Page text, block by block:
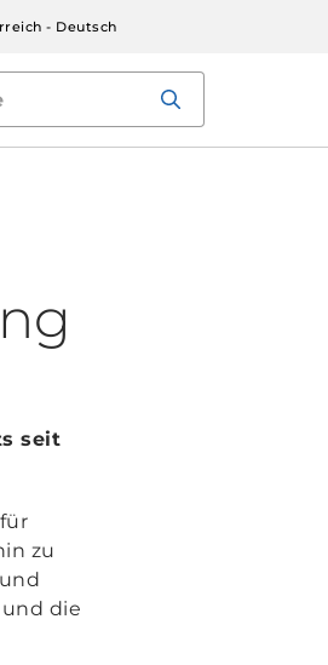
- Deutsch
seit
zu
die